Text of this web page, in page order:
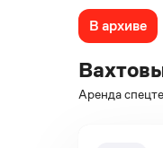
В архиве
Аренда